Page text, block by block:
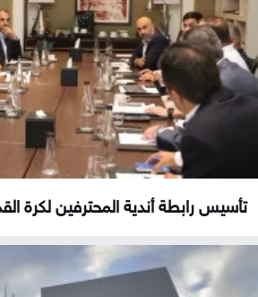
تأسيس رابطة أندية المحترفين لكرة